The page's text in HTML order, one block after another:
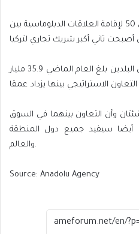
وذكر أن العام الماضي وافق الذكرى 50 لإقامة العلاقات الدبلوماسية بين
وأوضح أن حجم التبادل التجاري بين البلدين بلغ العام الماضي 35.9 مليار
وأن التعاون بينهما في السوق
سيفيد جميع دول المنطقة
والعالم.
Source: Anadolu Agency